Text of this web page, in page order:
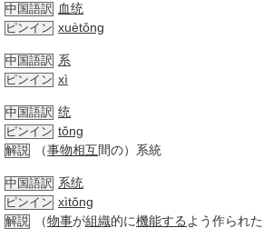
中国語訳 血统
ピンイン xuètǒng
中国語訳 系
ピンイン xì
中国語訳 统
ピンイン tǒng
解説 （事物相互間の）系統
中国語訳 系统
ピンイン xìtǒng
解説 （物事が組織的に機能する よう作られ